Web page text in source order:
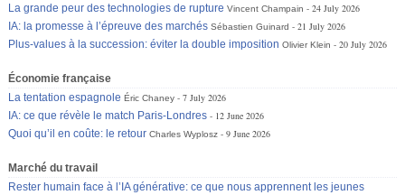
La grande peur des technologies de rupture Vincent Champain
24 July 2026
IA: la promesse à l’épreuve des marchés Sébastien Guinard
21 July 2026
Plus-values à la succession: éviter la double imposition Olivier Klein 20 July 2026
Économie française
La tentation espagnole Éric Chaney
7 July 2026
IA: ce que révèle le match Paris-Londres
12 June 2026
Quoi qu’il en coûte: le retour Charles Wyplosz 9 June 2026
Marché du travail
Rester humain face à l’IA générative: ce que nous apprennent les jeunes